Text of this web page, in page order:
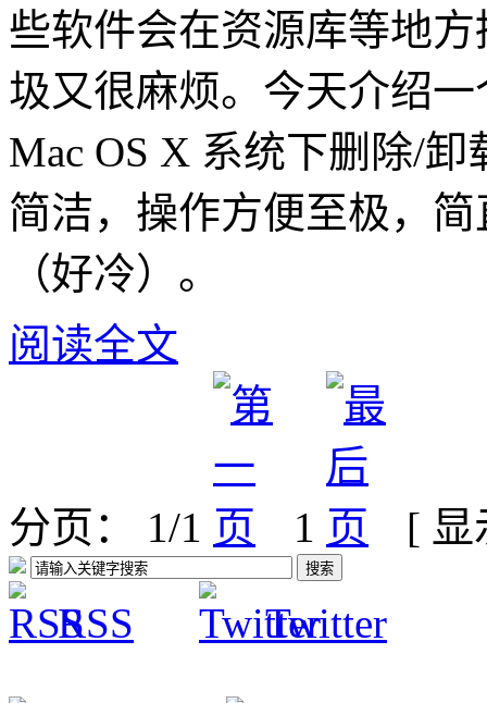
些软件会在资源库等地
圾又很麻烦。今天介绍
Mac OS X 系统下删除/
简洁，操作方便至极，
（好冷）。
阅读全文
分页： 1/1 1 [
RSS Twitter